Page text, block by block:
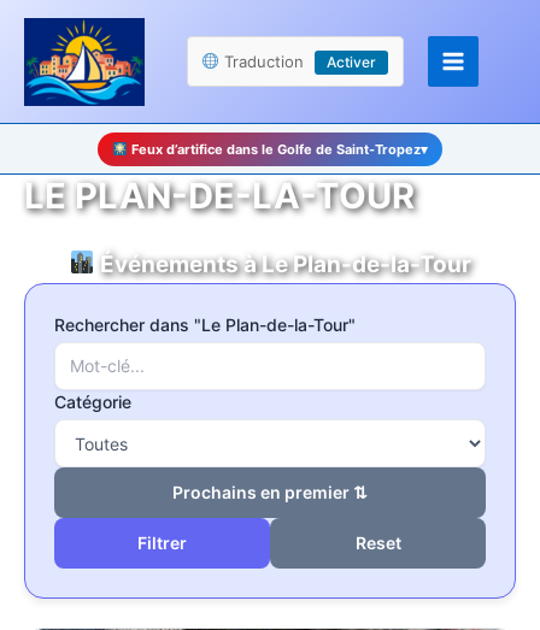
Panneau de gestion des cookies
Aller
contenu
Traduction Activer
Feux d’artifice dans le Golfe de Saint-Tropez▾
LE PLAN-DE-LA-TOUR
Événements à Le Plan-de-la-Tour
Rechercher dans "Le Plan-de-la-Tour"
Catégorie
Prochains en premier ⇅
Reset